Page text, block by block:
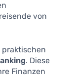
von
. Diese
Finanzen